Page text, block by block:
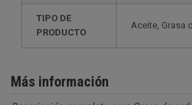
TIPO DE
PRODUCTO
Aceite, Grasa
Más información